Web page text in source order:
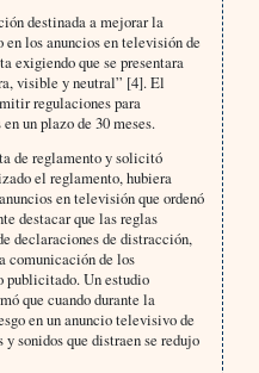
destinada a mejorar la
los anuncios en televisión de
exigiendo que se presentara
visible y neutral” [4]. El
regulaciones para
un plazo de 30 meses.
de reglamento y solicitó
el reglamento, hubiera
en televisión que ordenó
destacar que las reglas
declaraciones de distracción,
comunicación de los
publicitado. Un estudio
que cuando durante la
en un anuncio televisivo de
sonidos que distraen se redujo